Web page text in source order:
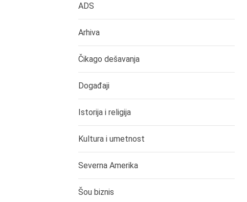
ADS
Arhiva
Čikago dešavanja
Događaji
Istorija i religija
Kultura i umetnost
Severna Amerika
Šou biznis